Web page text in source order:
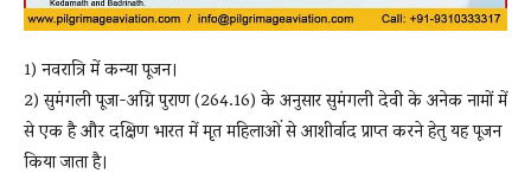
1) नवरात्रि में कन्या पूजन।
2) सुमंगली पूजा-अग्नि पुराण (264.16) के अनुसार सुमंगली देवी के अनेक नामों में
से एक है और दक्षिण भारत में मृत महिलाओं से आशीर्वाद प्राप्त करने हेतु यह पूजन
किया जाता है।